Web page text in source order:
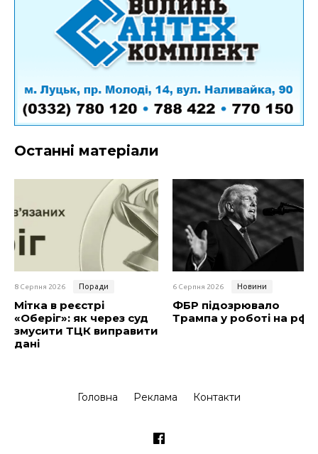
Останні матеріали
8 Серпня 2026 Поради
Мітка в реєстрі
«Оберіг»: як через суд
змусити ТЦК виправити
дані
6 Серпня 2026 Новини
ФБР підозрювало
Трампа у роботі на рф
Головна Реклама Контакти